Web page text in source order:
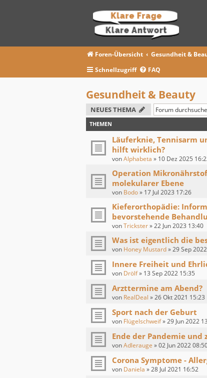
Foren-Übersicht
Gesundheit &
Schnellzugriff
FAQ
Gesundheit & Beauty
NEUES THEMA
THEMEN
Läuferknie, Tennisarm
hilft wirklich?
vonAlphabeta » 10 Dez 2025
Operation
molekularer Ebene
von Bodo» 17 Jul 2023 17:26
Kieferorthopädie:
bevorstehende
vonTrickster»22 Jun 2023 13:40
Was ist eigentlich die
von Honey Mustard»29 Sep
Innere Freiheit und
von Drölf» 13 Sep 2022 15:35
Arzttermine am Abend?
von RealDeal »26 Okt 2021 15:23
Sport nach der Geburt
von Flügelschweif»29 Jun 2022
Ende der Pandemie
vonAdlerauge »02 Jun 2022
Corona Symptome -
von Daniela »28 Jul 2021 16:52